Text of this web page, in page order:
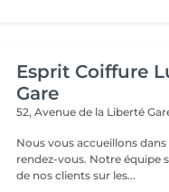
Esprit Coiffure
Gare
52, Avenue de la Liberté
Nous vous accueillons
rendez-vous. Notre équipe
de nos clients sur les...